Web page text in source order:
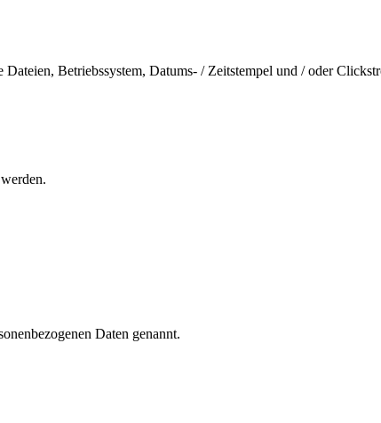
Betriebssystem, Datums- / Zeitstempel und / oder
Daten genannt.